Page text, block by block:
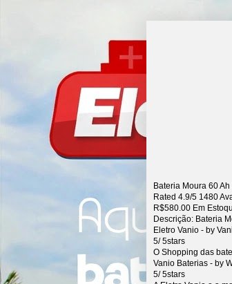
Bateria Moura 60
Rated 4.9/5 1480
R$580.00 Em
Descrição: Bateria
Eletro Vanio - by
5/5stars
O Shopping das
Vanio Baterias - by
5/5stars